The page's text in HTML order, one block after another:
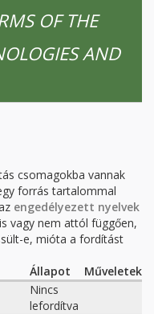
OF THE
AND
csomagokba vannak
forrás tartalommal
engedélyezett nyelvek
vagy nem attól függően,
e, mióta a fordítást
Állapot
Műveletek
Nincs
lefordítva